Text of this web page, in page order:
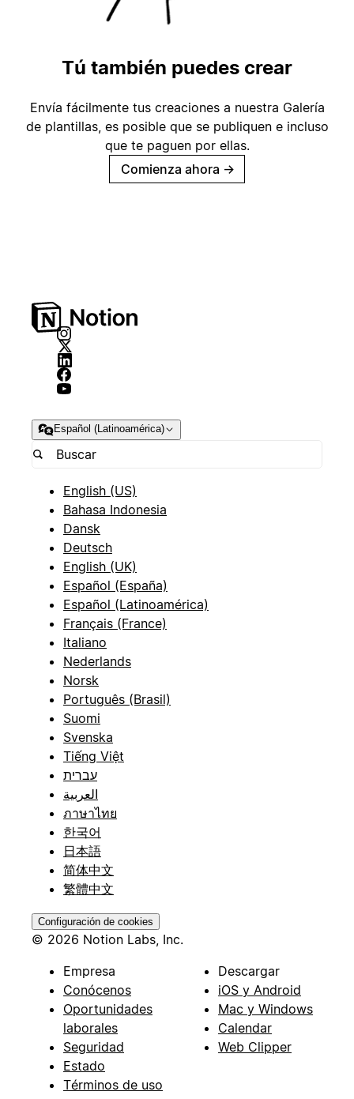
Tú también puedes crear
Envía fácilmente tus creaciones a nuestra Galería
de plantillas, es posible que se publiquen e incluso
que te paguen por ellas.
Comienza ahora →
Español (Latinoamérica)
English (US)
Bahasa Indonesia
Dansk
Deutsch
English (UK)
Español (España)
Español (Latinoamérica)
Français (France)
Italiano
Nederlands
Norsk
Português (Brasil)
Suomi
Svenska
Tiếng Việt
עברית
العربية
ภาษาไทย
한국어
日本語
简体中文
繁體中文
Configuración de cookies
© 2026 Notion Labs, Inc.
Empresa
Conócenos
Oportunidades
laborales
Seguridad
Estado
Términos de uso
Descargar
iOS y Android
Mac y Windows
Calendar
Web Clipper